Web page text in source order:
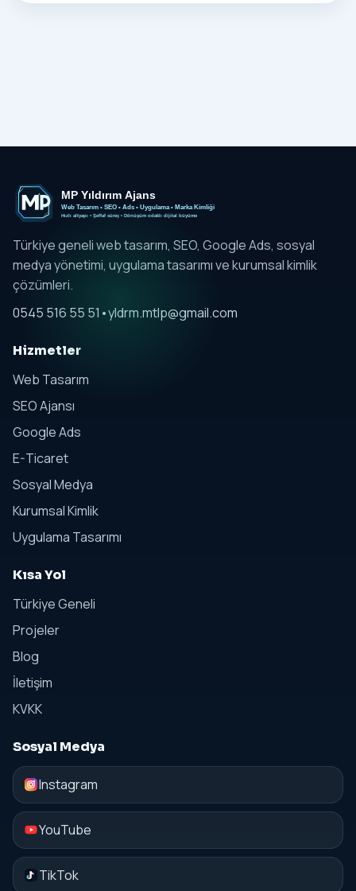
Türkiye geneli web tasarım, SEO, Google Ads, sosyal
medya yönetimi, uygulama tasarımı ve kurumsal kimlik
çözümleri.
0545 516 55 51 •yldrm.mtlp@gmail.com
Hizmetler
Web Tasarım
SEO Ajansı
Google Ads
E-Ticaret
Sosyal Medya
Kurumsal Kimlik
Uygulama Tasarımı
Kısa Yol
Türkiye Geneli
Projeler
Blog
İletişim
KVKK
Sosyal Medya
Instagram
YouTube
TikTok